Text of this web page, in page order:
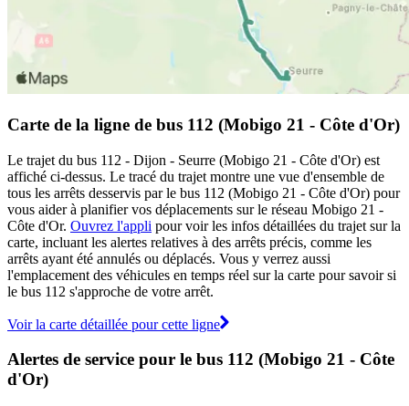
Carte de la ligne de bus 112 (Mobigo 21 - Côte d'Or)
Le trajet du bus 112 - Dijon - Seurre (Mobigo 21 - Côte d'Or) est
affiché ci-dessus. Le tracé du trajet montre une vue d'ensemble de
tous les arrêts desservis par le bus 112 (Mobigo 21 - Côte d'Or) pour
vous aider à planifier vos déplacements sur le réseau Mobigo 21 -
Côte d'Or. Ouvrez l'appli pour voir les infos détaillées du trajet sur la
carte, incluant les alertes relatives à des arrêts précis, comme les
arrêts ayant été annulés ou déplacés. Vous y verrez aussi
l'emplacement des véhicules en temps réel sur la carte pour savoir si
le bus 112 s'approche de votre arrêt.
Voir la carte détaillée pour cette ligne
Alertes de service pour le bus 112 (Mobigo 21 - Côte
d'Or)